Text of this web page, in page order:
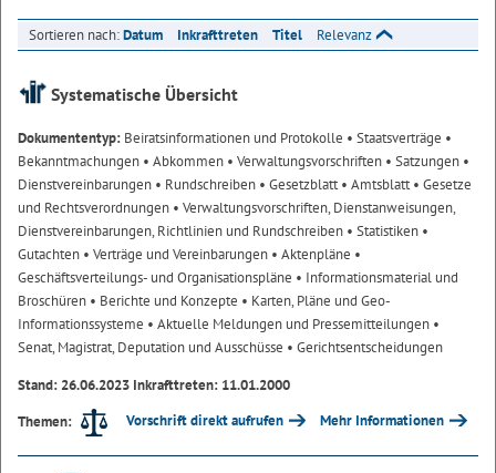
Sortieren nach:Datum Inkrafttreten Titel Relevanz
Systematische Übersicht
Dokumententyp: Beiratsinformationen und Protokolle • Staatsverträge •
Bekanntmachungen • Abkommen • Verwaltungsvorschriften • Satzungen •
Dienstvereinbarungen • Rundschreiben • Gesetzblatt• Amtsblatt• Gesetze
und Rechtsverordnungen • Verwaltungsvorschriften, Dienstanweisungen,
Dienstvereinbarungen, Richtlinien und Rundschreiben • Statistiken •
Gutachten • Verträge und Vereinbarungen • Aktenpläne •
Geschäftsverteilungs- und Organisationspläne • Informationsmaterial und
Broschüren • Berichte und Konzepte • Karten, Pläne und Geo-
Informationssysteme • Aktuelle Meldungen und Pressemitteilungen •
Senat, Magistrat, Deputation und Ausschüsse • Gerichtsentscheidungen
Stand: 26.06.2023 Inkrafttreten: 11.01.2000
Themen:
Vorschrift direkt aufrufen Mehr Informationen